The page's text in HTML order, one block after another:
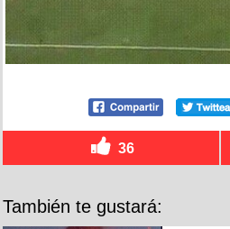
36
También te gustará: